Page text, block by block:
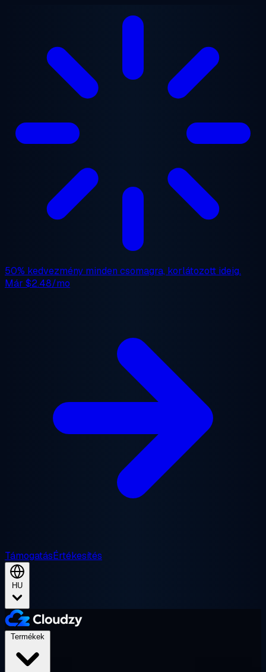
50% kedvezmény minden csomagra, korlátozott ideig.
Már $2.48/mo
TámogatásÉrtékesítés
HU